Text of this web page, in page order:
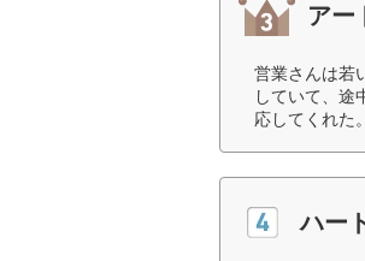
アー
営業さんは若
していて、途
応してくれた
ハー